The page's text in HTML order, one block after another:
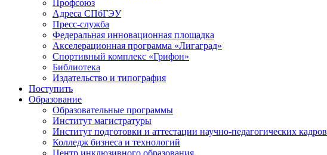
Профсоюз
Адреса СПбГЭУ
Пресс-служба
Федеральная инновационная площадка
Акселерационная программа «Лигаград»­­
Спортивный комплекс «Грифон»
Библиотека
Издательство и типография
Поступить
Образование
Образовательные программы
Институт магистратуры
Институт подготовки и аттестации научно-педагогических кадров
Колледж бизнеса и технологий
Центр инклюзивного образования